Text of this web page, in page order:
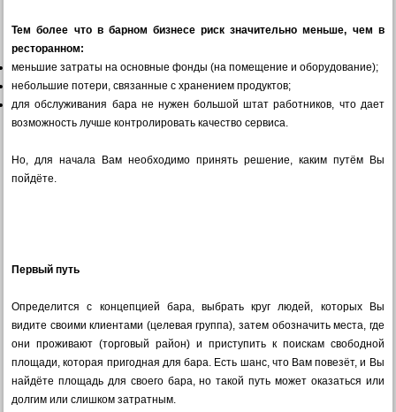
Тем более что в барном бизнесе риск значительно меньше, чем в
ресторанном:
меньшие затраты на основные фонды (на помещение и оборудование);
небольшие потери, связанные с хранением продуктов;
для обслуживания бара не нужен большой штат работников, что дает
возможность лучше контролировать качество сервиса.
Но, для начала Вам необходимо принять решение, каким путём Вы
пойдёте.
Первый путь
Определится с концепцией бара, выбрать круг людей, которых Вы
видите своими клиентами (целевая группа), затем обозначить места, где
они проживают (торговый район) и приступить к поискам свободной
площади, которая пригодная для бара. Есть шанс, что Вам повезёт, и Вы
найдёте площадь для своего бара, но такой путь может оказаться или
долгим или слишком затратным.